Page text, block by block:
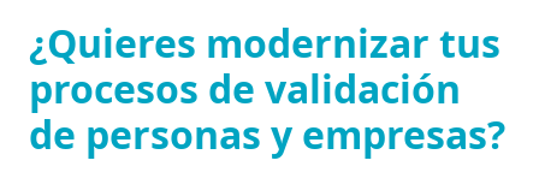
¿Quieres modernizar tus
procesos de validación
de personas y empresas?